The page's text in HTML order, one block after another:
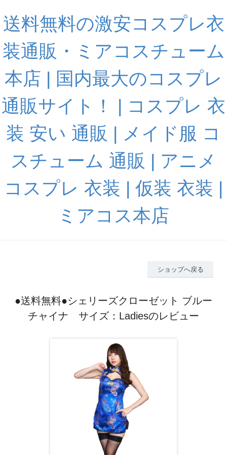
送料無料の激安コスプレ衣
装通販・ミアコスチューム
本店 | 国内最大のコスプレ
通販サイト！ | コスプレ 衣
装 安い 通販 | メイド服 コ
スチューム 通販 | アニメ
コスプレ 衣装 | 仮装 衣装 |
ミアコス本店
ショップへ戻る
●送料無料●シェリーズクローゼット ブルー
チャイナ サイズ：Ladiesのレビュー